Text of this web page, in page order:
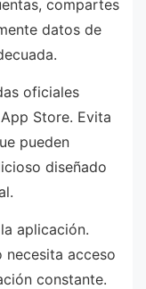
compartes
datos de
oficiales
Store. Evita
pueden
diseñado
aplicación.
necesita acceso
constante.